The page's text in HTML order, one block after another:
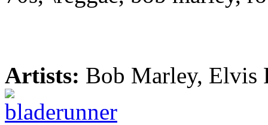
Artists: Bob Marley, Elvis